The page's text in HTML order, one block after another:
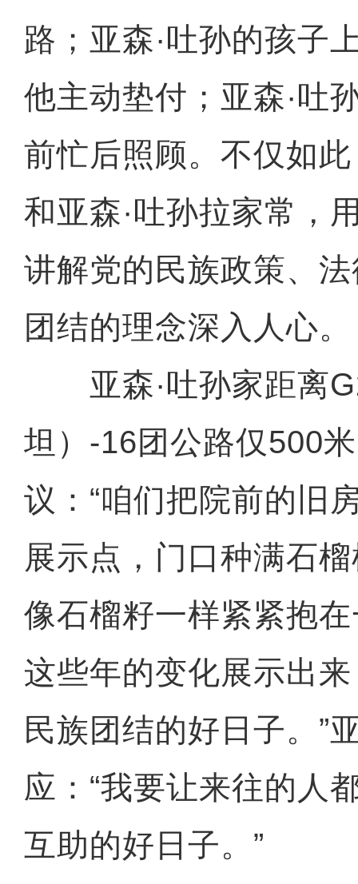
路；亚森·吐孙的孩子
他主动垫付；亚森·吐
前忙后照顾。不仅如
和亚森·吐孙拉家常，
讲解党的民族政策、
团结的理念深入人心。
亚森·吐孙家距离
坦）-16团公路仅500
议：“咱们把院前的旧
展示点，门口种满石
像石榴籽一样紧紧抱
这些年的变化展示出
民族团结的好日子。”
应：“我要让来往的人
互助的好日子。”